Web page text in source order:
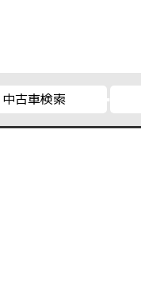
中古車検索